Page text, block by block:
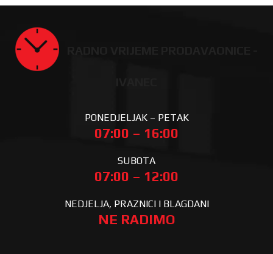
PONEDJELJAK – PETAK
07:00 – 16:00
SUBOTA
07:00 – 12:00
NEDJELJA, PRAZNICI I BLAGDANI
NE RADIMO